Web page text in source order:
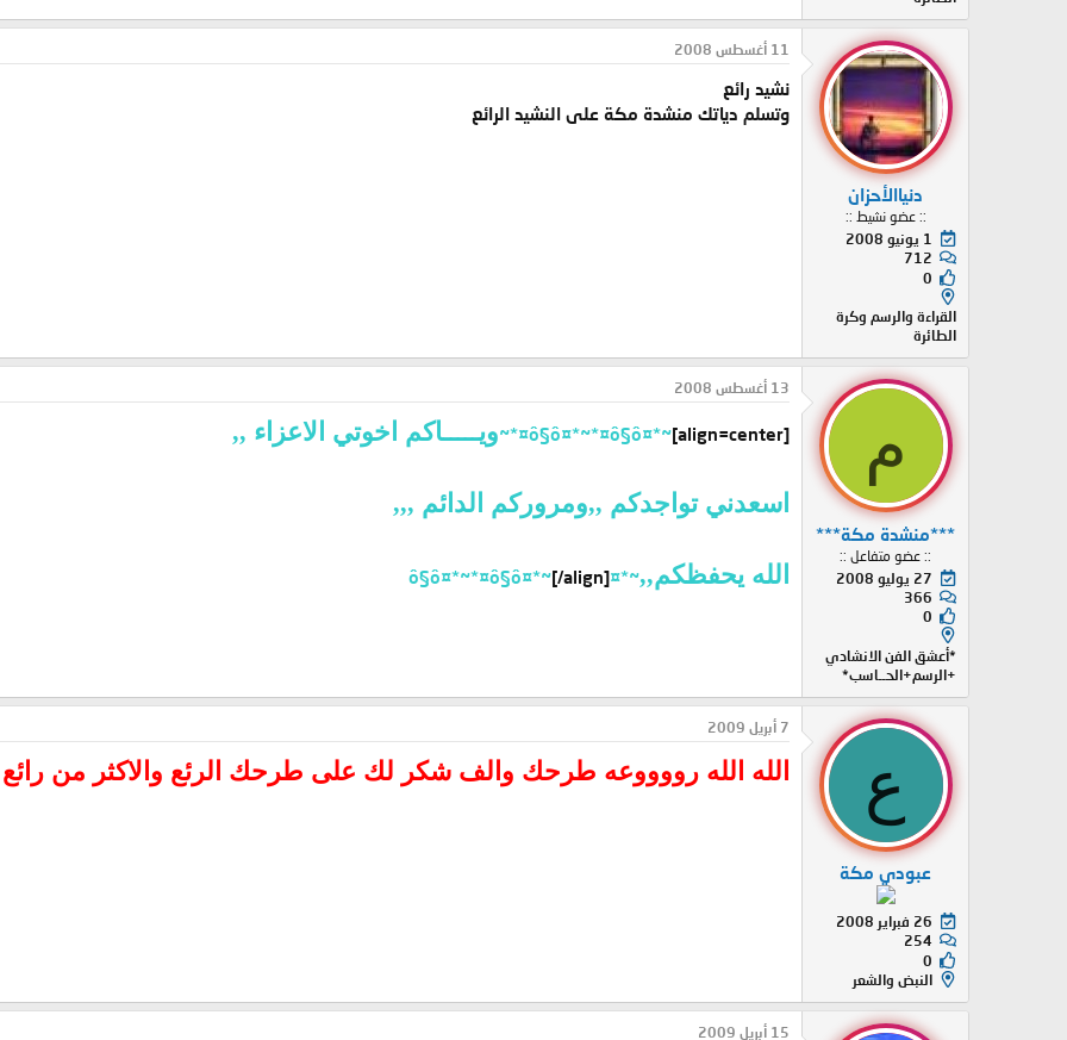
دنياالأحزان
:: عضو نشيط ::
1 يونيو 2008
712
0
القراءة والرسم وكرة
الطائرة
11 أغسطس 2008
نشيد رائع
وتسلم دياتك منشدة مكة على النشيد الرائع
م
***منشدة مكة***
:: عضو متفاعل ::
27 يوليو 2008
366
0
*أعشق الفن الانشادي
+الرسم+الحــاسب*
13 أغسطس 2008
[align=center]
~*¤ô§ô¤*~*¤ô§ô¤*~ ويـــــاكم اخوتي الاعزاء ,,
اسعدني تواجدكم ,,ومروركم الدائم ,,,
الله يحفظكم,,~*¤ô§ô¤*~*¤ô§ô¤*~
[/align]
ع
عبودي مكة
26 فبراير 2008
254
0
النبض والشعر
7 أبريل 2009
الله الله رووووعه طرحك والف شكر لك على طرحك الرئع والاكثر من رائع
15 أبريل 2009